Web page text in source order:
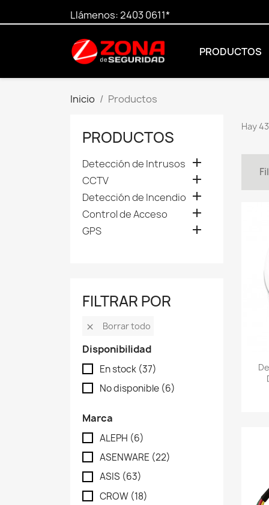
Llámenos:2403 0611*
PRODUCTOS
Inicio Productos
PRODUCTOS
Detección de Intrusos 
CCTV 
Detección de Incendio 
Control de Acceso 
GPS 
FILTRAR POR
 Borrar todo
Disponibilidad
En stock (37)
No disponible (6)
Marca
ALEPH (6)
ASENWARE (22)
ASIS (63)
CROW (18)
Hay